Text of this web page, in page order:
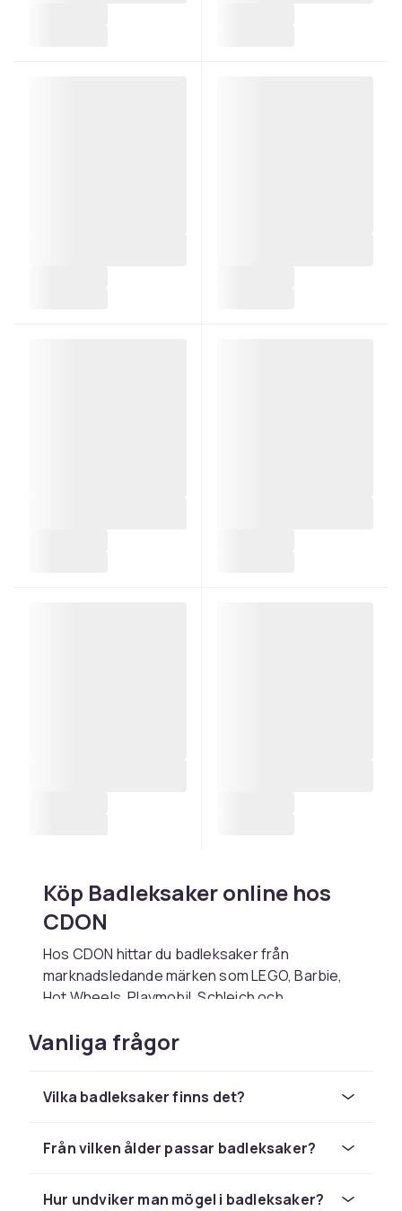
Köp Badleksaker online hos
CDON
Hos CDON hittar du badleksaker från
marknadsledande märken som LEGO, Barbie,
Hot Wheels, Playmobil, Schleich och
Oavsett om du letar efter en present till ett
barn, vill fylla på lekrummet eller söker det
oss.
intressen och den typ av lek du vill stimulera.
förpackningen – den finns av säkerhets­skäl.
Vanliga frågor
Vilka badleksaker finns det?
Från vilken ålder passar badleksaker?
Hur undviker man mögel i badleksaker?